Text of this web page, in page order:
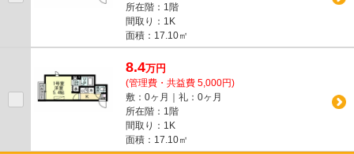
所在階：1階
間取り：1K
面積：17.10㎡
8.4万円
(管理費・共益費 5,000円)
敷：0ヶ月｜礼：0ヶ月
所在階：1階
間取り：1K
面積：17.10㎡